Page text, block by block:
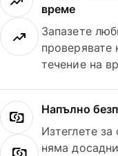
време
Запазете
проверявате
течение на
Напълно
Изтеглете
няма